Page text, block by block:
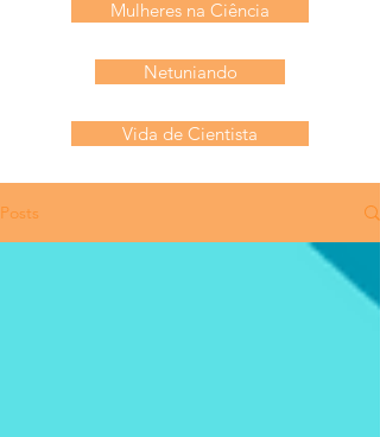
Mulheres na Ciência
Netuniando
Vida de Cientista
Posts